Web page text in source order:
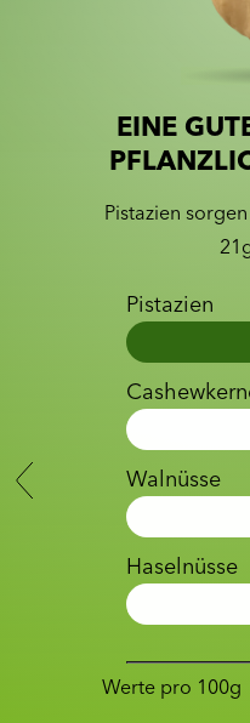
Slider with
EINE
Pistazien
Pistazien
Walnüsse
Haselnüsse
Werte pro 100g